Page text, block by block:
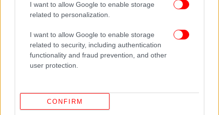
I want to allow Google to enable storage
related to personalization.
I want to allow Google to enable storage
related to security, including authentication
functionality and fraud prevention, and other
user protection.
CONFIRM
ΚΟΣΜΟΣ 23/02/2022 17:43